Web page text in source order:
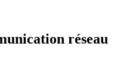
réseau